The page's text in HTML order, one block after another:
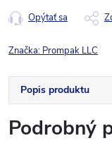
Opýtať sa
Značka: Prompak LLC
Popis produktu
Podrobný